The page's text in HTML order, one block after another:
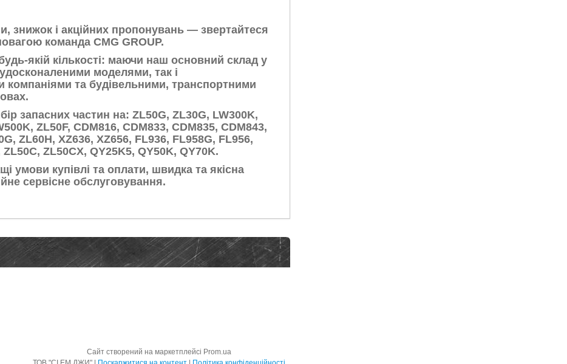
знижок і акційних пропонувань — звертайтеся
команда CMG GROUP.
якій кількості: маючи наш основний склад у
моделями, так і
та будівельними, транспортними
запасних частин на: ZL50G, ZL30G, LW300K,
ZL50F, CDM816, CDM833, CDM835, CDM843,
ZL60H, XZ636, XZ656, FL936, FL958G, FL956,
ZL50CX, QY25K5, QY50K, QY70K.
умови купівлі та оплати, швидка та якісна
сервісне обслуговування.
Сайт створений на маркетплейсі Prom.ua